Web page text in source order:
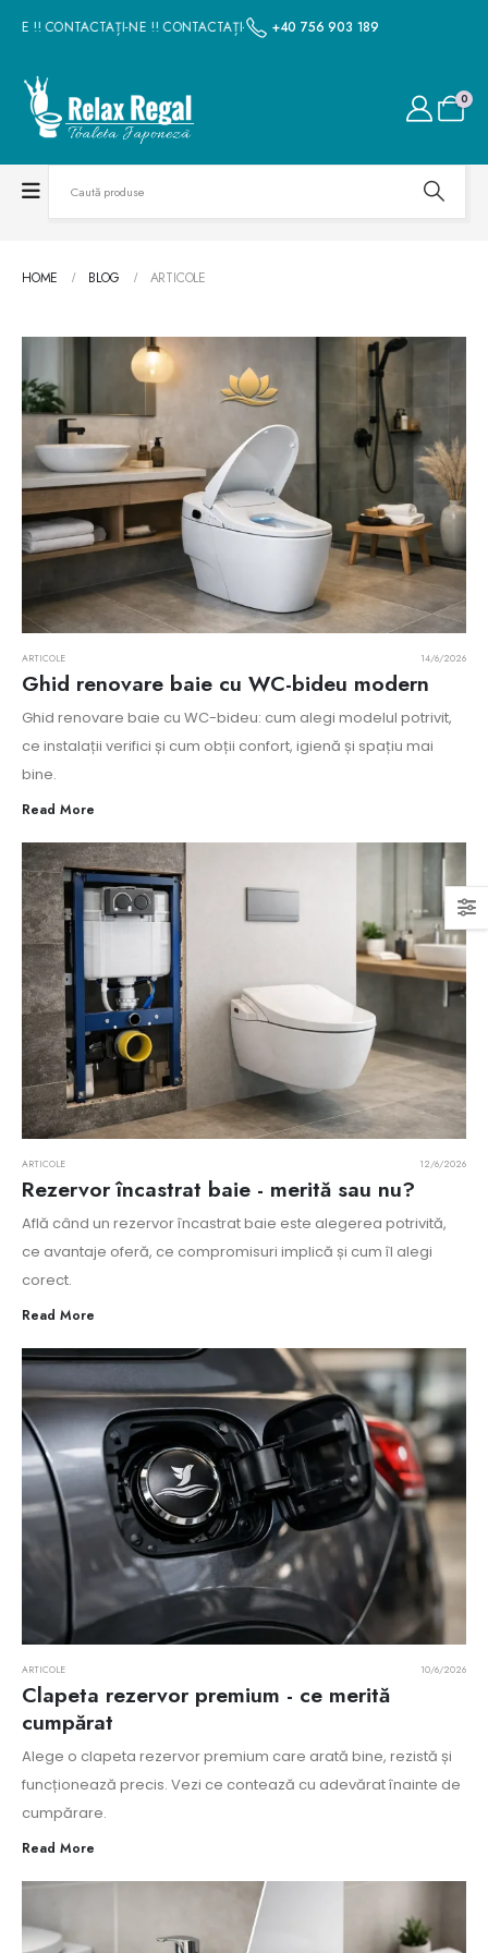
NE !! CONTACTAȚI-NE !! CONTACTAȚI-NE !! CONTACTAȚI-NE !! CONTACTAȚI-
+40 756 903 189
0
HOME BLOG ARTICOLE
ARTICOLE 14/6/2026
Ghid renovare baie cu WC-bideu modern
Ghid renovare baie cu WC-bideu: cum alegi modelul potrivit,
ce instalații verifici și cum obții confort, igienă și spațiu mai
bine.
Read More
ARTICOLE 12/6/2026
Rezervor încastrat baie - merită sau nu?
Află când un rezervor încastrat baie este alegerea potrivită,
ce avantaje oferă, ce compromisuri implică și cum îl alegi
corect.
Read More
ARTICOLE 10/6/2026
Clapeta rezervor premium - ce merită
cumpărat
Alege o clapeta rezervor premium care arată bine, rezistă și
funcționează precis. Vezi ce contează cu adevărat înainte de
cumpărare.
Read More